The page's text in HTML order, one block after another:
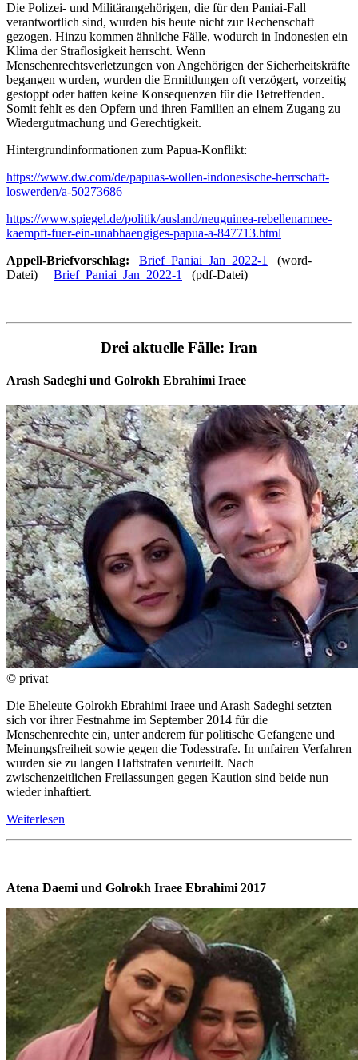
Die Polizei- und Militärangehörigen, die für den Paniai-Fall
verantwortlich sind, wurden bis heute nicht zur Rechenschaft
gezogen. Hinzu kommen ähnliche Fälle, wodurch in Indonesien ein
Klima der Straflosigkeit herrscht. Wenn
Menschenrechtsverletzungen von Angehörigen der Sicherheitskräfte
begangen wurden, wurden die Ermittlungen oft verzögert, vorzeitig
gestoppt oder hatten keine Konsequenzen für die Betreffenden.
Somit fehlt es den Opfern und ihren Familien an einem Zugang zu
Wiedergutmachung und Gerechtigkeit.
Hintergrundinformationen zum Papua-Konflikt:
https://www.dw.com/de/papuas-wollen-indonesische-herrschaft-
loswerden/a-50273686
https://www.spiegel.de/politik/ausland/neuguinea-rebellenarmee-
kaempft-fuer-ein-unabhaengiges-papua-a-847713.html
Appell-Briefvorschlag:
Brief_Paniai_Jan_2022-1 (word-
Datei) Brief_Paniai_Jan_2022-1 (pdf-Datei)
Drei aktuelle Fälle: Iran
Arash Sadeghi und Golrokh Ebrahimi Iraee
© privat
Die Eheleute Golrokh Ebrahimi Iraee und Arash Sadeghi setzten
sich vor ihrer Festnahme im September 2014 für die
Menschenrechte ein, unter anderem für politische Gefangene und
Meinungsfreiheit sowie gegen die Todesstrafe. In unfairen Verfahren
wurden sie zu langen Haftstrafen verurteilt. Nach
zwischenzeitlichen Freilassungen gegen Kaution sind beide nun
wieder inhaftiert.
Weiterlesen
Atena Daemi und Golrokh Iraee Ebrahimi 2017